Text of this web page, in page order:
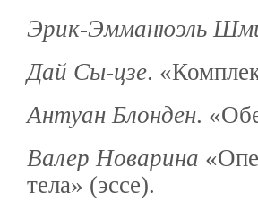
Эрик-Эмманюэль
Дай Сы-цзе.
Антуан Блонден.
Валер Новарина
тела» (эссе).